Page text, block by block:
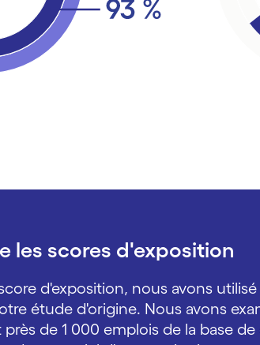
les scores d'exposition
d'exposition, nous avons
étude d'origine. Nous avons
près de 1 000 emplois de la base